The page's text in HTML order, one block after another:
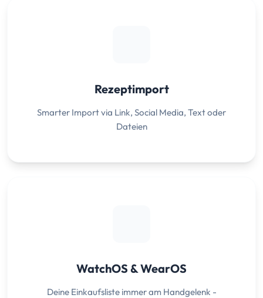
Rezeptimport
Smarter Import via Link, Social Media, Text oder
Dateien
WatchOS & WearOS
Deine Einkaufsliste immer am Handgelenk -